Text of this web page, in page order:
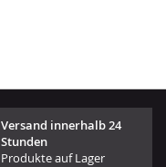
Versand innerhalb 24
Stunden
Produkte auf Lager